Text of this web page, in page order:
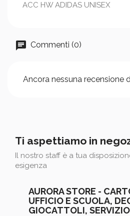
ACC HW ADIDAS UNISEX
Commenti (0)
Ancora nessuna recensione
Ti aspettiamo in
Il nostro staff è a tua
esigenza
AURORA STORE -
UFFICIO E SCUOLA,
GIOCATTOLI,